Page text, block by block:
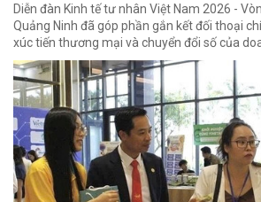
Diễn đàn Kinh tế tư nhân Việt Nam 2026 -
Quảng Ninh đã góp phần gắn kết đối thoại
xúc tiến thương mại và chuyển đổi số của